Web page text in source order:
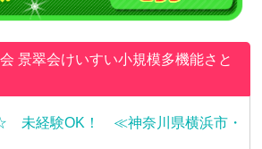
会景翠会けいすい小規模多機能さと
未経験OK！ ≪神奈川県横浜市・